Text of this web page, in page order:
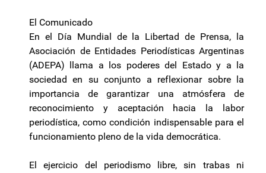
El Comunicado
En el Día Mundial de la Libertad de Prensa, la
Asociación de Entidades Periodísticas Argentinas
(ADEPA) llama a los poderes del Estado y a la
sociedad en su conjunto a reflexionar sobre la
importancia de garantizar una atmósfera de
reconocimiento y aceptación hacia la labor
periodística, como condición indispensable para el
funcionamiento pleno de la vida democrática.
El ejercicio del periodismo libre, sin trabas ni